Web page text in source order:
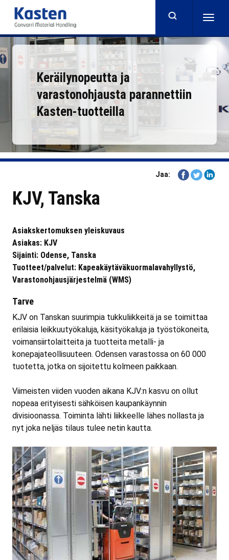
main
content
Keräilynopeutta ja
varastonohjausta parannettiin
Kasten-tuotteilla
Jaa:
ShareShareShare
KJV, Tanska
Asiakskertomuksen yleiskuvaus
Asiakas: KJV
Sijainti: Odense, Tanska
Tuotteet/palvelut: Kapeakäytäväkuormalavahyllystö,
Varastonohjausjärjestelmä (WMS)
Tarve
KJV on Tanskan suurimpia tukkuliikkeitä ja se toimittaa
erilaisia leikkuutyökaluja, käsityökaluja ja työstökoneita,
voimansiirtolaitteita ja tuotteita metalli- ja
konepajateollisuuteen. Odensen varastossa on 60 000
tuotetta, jotka on sijoitettu kolmeen paikkaan.
Viimeisten viiden vuoden aikana KJV:n kasvu on ollut
nopeaa erityisesti sähköisen kaupankäynnin
divisioonassa. Toiminta lähti liikkeelle lähes nollasta ja
nyt joka neljäs tilaus tulee netin kautta.